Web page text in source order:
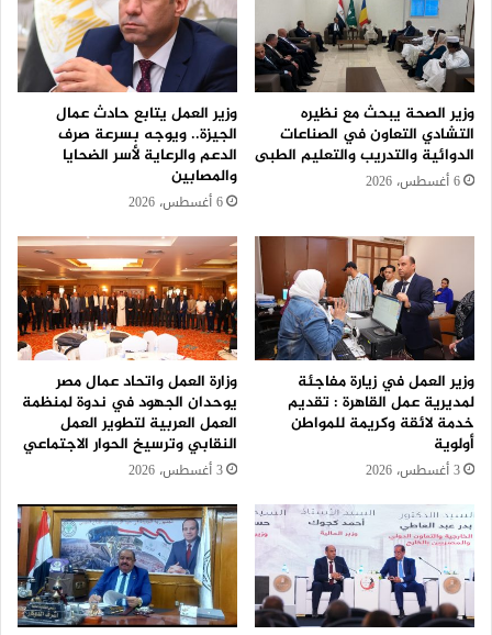
وزير الصحة يبحث مع نظيره
التشادي التعاون في الصناعات
الدوائية والتدريب والتعليم الطبى
6 أغسطس، 2026
وزير العمل يتابع حادث عمال
الجيزة.. ويوجه بسرعة صرف
الدعم والرعاية لأسر الضحايا
والمصابين
6 أغسطس، 2026
وزير العمل في زيارة مفاجئة
لمديرية عمل القاهرة : تقديم
خدمة لائقة وكريمة للمواطن
أولوية
3 أغسطس، 2026
وزارة العمل واتحاد عمال مصر
يوحدان الجهود في ندوة لمنظمة
العمل العربية لتطوير العمل
النقابي وترسيخ الحوار الاجتماعي
3 أغسطس، 2026